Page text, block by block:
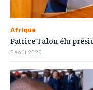
Afrique
Patrice Talon élu
6 août 2026